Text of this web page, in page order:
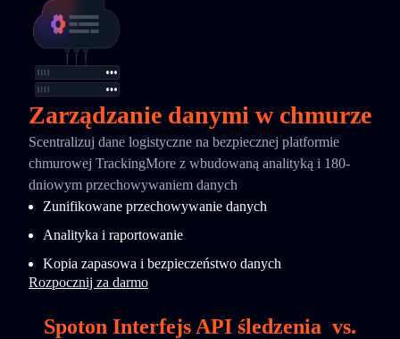
Zarządzanie danymi w chmurze
Scentralizuj dane logistyczne na bezpiecznej platformie
chmurowej TrackingMore z wbudowaną analityką i 180-
dniowym przechowywaniem danych
Zunifikowane przechowywanie danych
Analityka i raportowanie
Kopia zapasowa i bezpieczeństwo danych
Rozpocznij za darmo
Spoton Interfejs API śledzenia vs.